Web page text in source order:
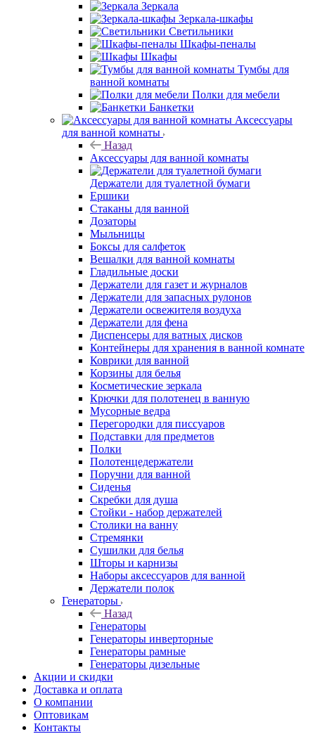
Зеркала
Зеркала-шкафы
Светильники
Шкафы-пеналы
Шкафы
Тумбы для
ванной комнаты
Полки для мебели
Банкетки
Аксессуары
для ванной комнаты
Назад
Аксессуары для ванной комнаты
Держатели для туалетной бумаги
Ершики
Стаканы для ванной
Дозаторы
Мыльницы
Боксы для салфеток
Вешалки для ванной комнаты
Гладильные доски
Держатели для газет и журналов
Держатели для запасных рулонов
Держатели освежителя воздуха
Держатели для фена
Диспенсеры для ватных дисков
Контейнеры для хранения в ванной комнате
Коврики для ванной
Корзины для белья
Косметические зеркала
Крючки для полотенец в ванную
Мусорные ведра
Перегородки для писсуаров
Подставки для предметов
Полки
Полотенцедержатели
Поручни для ванной
Сиденья
Скребки для душа
Стойки - набор держателей
Столики на ванну
Стремянки
Сушилки для белья
Шторы и карнизы
Наборы аксессуаров для ванной
Держатели полок
Генераторы
Назад
Генераторы
Генераторы инверторные
Генераторы рамные
Генераторы дизельные
Акции и скидки
Доставка и оплата
О компании
Оптовикам
Контакты